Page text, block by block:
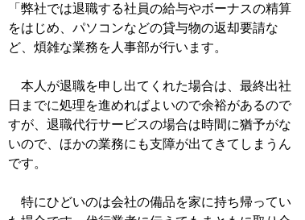
「弊社では退職する社員の給与やボーナスの精算
をはじめ、パソコンなどの貸与物の返却要請な
ど、煩雑な業務を人事部が行います。
本人が退職を申し出てくれた場合は、最終出社
日までに処理を進めればよいので余裕があるので
すが、退職代行サービスの場合は時間に猶予がな
いので、ほかの業務にも支障が出てきてしまうん
です。
特にひどいのは会社の備品を家に持ち帰ってい